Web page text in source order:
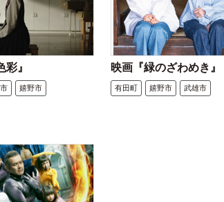
』
嬉野市
映画『緑のざわめき』
有田町 嬉野市 武雄市